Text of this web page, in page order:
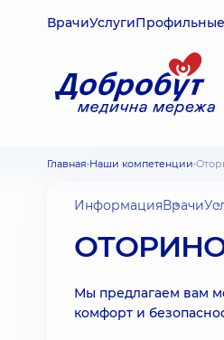
ВрачиУслуги
Главная Наши компетенции
ИнформацияВрачи
Мы предлагаем вам
комфорт и